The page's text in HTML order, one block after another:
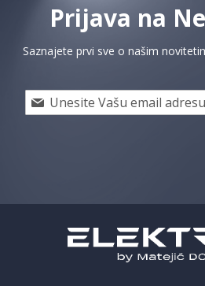
Prijava na
Saznajete prvi sve o našim
Prijavi
se
akcije